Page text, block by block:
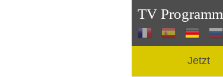
TV Programm
Jetzt